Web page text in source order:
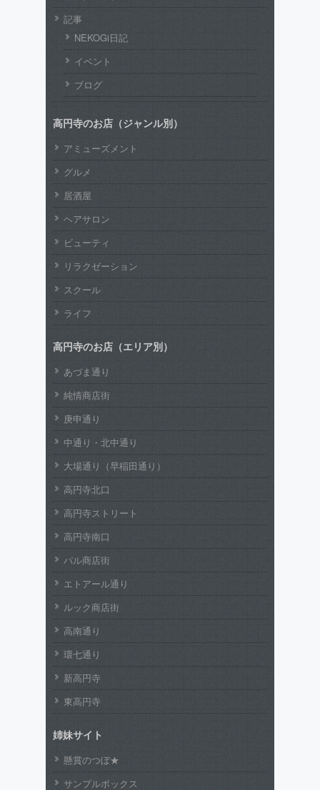
記事
NEKOGi日記
イベント
ブログ
高円寺のお店（ジャンル別）
アミューズメント
グルメ
居酒屋
ヘアサロン
ビューティ
リラクゼーション
スクール
ライフ
高円寺のお店（エリア別）
あづま通り
純情商店街
庚申通り
中通り・北中通り
大場通り（早稲田通り）
高円寺北口
高円寺ストリート
高円寺南口
パル商店街
エトアール通り
ルック商店街
高南通り
環七通り
新高円寺
東高円寺
姉妹サイト
懸賞のつぼ★
サンプルボックス